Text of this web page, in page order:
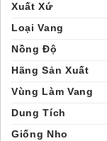
Xuất Xứ
Loại Vang
Nồng Độ
Hãng Sản Xuất
Vùng Làm Vang
Dung Tích
Giống Nho